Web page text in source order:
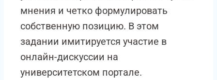
мнения и четко формулировать
собственную позицию. В этом
задании имитируется участие в
онлайн-дискуссии на
университетском портале.